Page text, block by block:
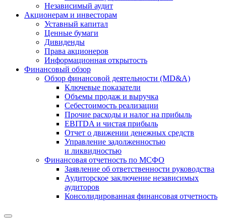
Независимый аудит
Акционерам и инвесторам
Уставный капитал
Ценные бумаги
Дивиденды
Права акционеров
Информационная открытость
Финансовый обзор
Обзор финансовой деятельности (MD&A)
Ключевые показатели
Объемы продаж и выручка
Себестоимость реализации
Прочие расходы и налог на прибыль
EBITDA и чистая прибыль
Отчет о движении денежных средств
Управление задолженностью
и ликвидностью
Финансовая отчетность по МСФО
Заявление об ответственности руководства
Аудиторское заключение независимых
аудиторов
Консолидированная финансовая отчетность